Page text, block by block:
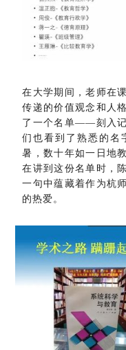
在大学期间，老师在
传递的价值观念和人
了一个名单——刻入记
们也看到了熟悉的名
暑，数十年如一日地
在讲到这份名单时，
一句中蕴藏着作为杭
的热爱。